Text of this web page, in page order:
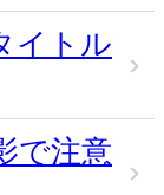
イトル
で注意